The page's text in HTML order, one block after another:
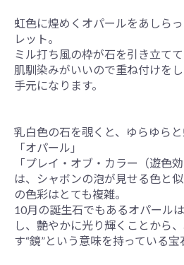
虹色に煌めくオパールをあしら
レット。
ミル打ち風の枠が石を引き立てて
肌馴染みがいいので重ね付けを
手元になります。
乳白色の石を覗くと、ゆらゆら
「オパール」
「プレイ・オブ・カラー（遊色
は、シャボンの泡が見せる色と
の色彩はとても複雑。
10月の誕生石でもあるオパール
し、艶やかに光り輝くことから
す“鏡”という意味を持っている宝